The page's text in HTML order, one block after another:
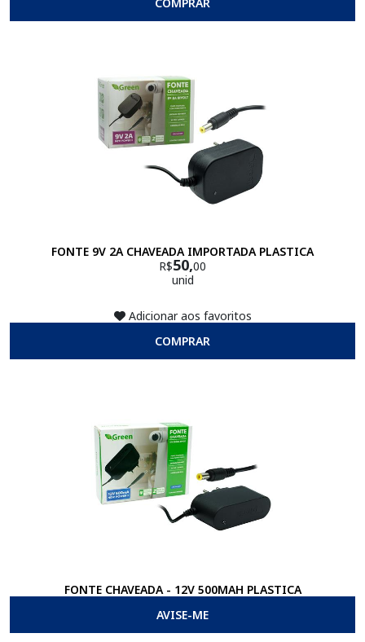
FONTE 9V 2A CHAVEADA IMPORTADA PLASTICA
R$50,00
unid
Adicionar aos favoritos
COMPRAR
FONTE CHAVEADA - 12V 500MAH PLASTICA
AVISE-ME